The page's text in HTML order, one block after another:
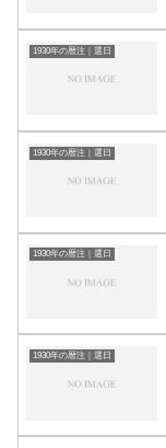
1930年の暦注｜選日
1930年の暦注｜選日
1930年の暦注｜選日
1930年の暦注｜選日